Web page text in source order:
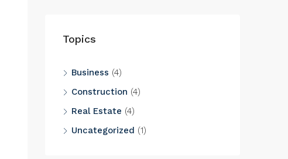
Topics
Business (4)
Construction (4)
Real Estate (4)
Uncategorized (1)